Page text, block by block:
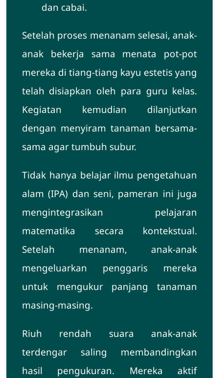
dan cabai.
Setelah proses menanam selesai, anak-
anak bekerja sama menata pot-pot
mereka di tiang-tiang kayu estetis yang
telah disiapkan oleh para guru kelas.
Kegiatan kemudian dilanjutkan
dengan menyiram tanaman bersama-
sama agar tumbuh subur.
Tidak hanya belajar ilmu pengetahuan
alam (IPA) dan seni, pameran ini juga
mengintegrasikan pelajaran
matematika secara kontekstual.
Setelah menanam, anak-anak
mengeluarkan penggaris mereka
untuk mengukur panjang tanaman
masing-masing.
Riuh rendah suara anak-anak
terdengar saling membandingkan
hasil pengukuran. Mereka aktif